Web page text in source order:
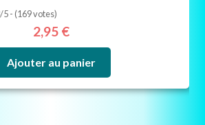
5 - (169 votes)
2,95 €
Ajouter au panier